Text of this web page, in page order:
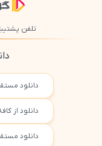
تلفن
دانلود
دانلود از
دانلود